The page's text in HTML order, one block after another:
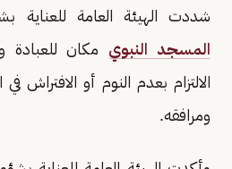
شددت الهيئة العامة للعناية
المسجد النبوي مكان للعبادة
الالتزام بعدم النوم أو الافتراش
ومرافقه.